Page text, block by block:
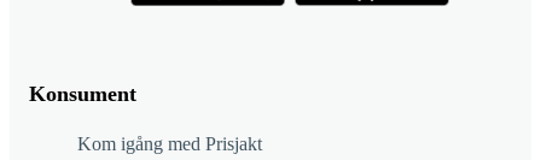
Konsument
Kom igång med Prisjakt